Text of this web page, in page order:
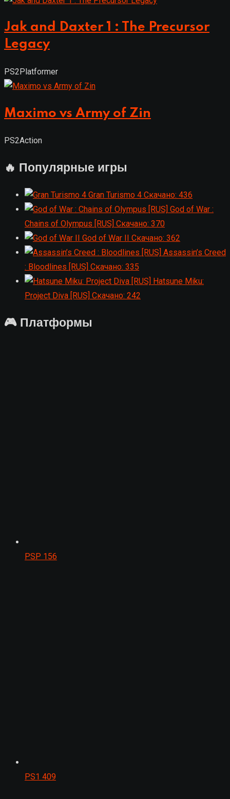
Jak and Daxter 1 : The Precursor
Legacy
PS2Platformer
Maximo vs Army of Zin
PS2Action
🔥 Популярные игры
Gran Turismo 4 Скачано: 436
God of War :
Chains of Olympus [RUS] Скачано: 370
God of War II
Скачано: 362
Assassin’s Creed
: Bloodlines [RUS] Скачано: 335
Hatsune Miku:
Project Diva [RUS] Скачано: 242
🎮 Платформы
PSP 156
PS1 409